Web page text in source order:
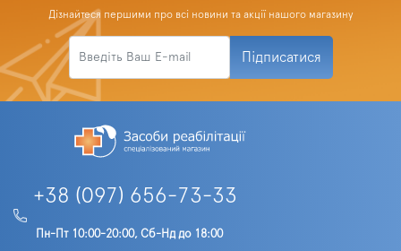
Дізнайтеся першими про всі новини та акції нашого магазину
Підписатися
+38 (097) 656-73-33
Пн-Пт 10:00-20:00, Сб-Нд до 18:00